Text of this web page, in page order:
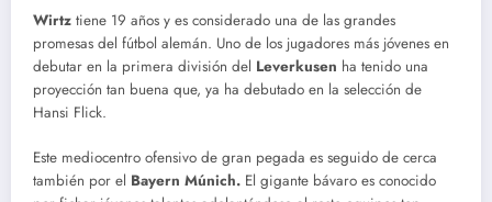
Wirtz tiene 19 años y es considerado una de las grandes
promesas del fútbol alemán. Uno de los jugadores más jóvenes en
debutar en la primera división del Leverkusen ha tenido una
proyección tan buena que, ya ha debutado en la selección de
Hansi Flick.
Este mediocentro ofensivo de gran pegada es seguido de cerca
también por el Bayern Múnich. El gigante bávaro es conocido